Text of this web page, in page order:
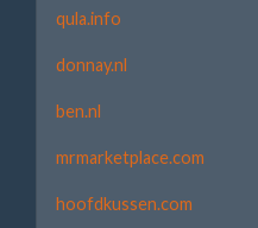
qula.info
donnay.nl
ben.nl
mrmarketplace.com
hoofdkussen.com